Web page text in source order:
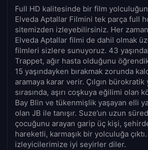
Full HD kalitesinde bir film
Elveda Aptallar Filmini tek parça full
sitemizden izleyebilirsiniz. Her
Elveda Aptallar filmi de dahil olmak
filmleri sizlere sunuyoruz. 43
Trappet, ağır hasta olduğunu
15 yaşındayken bırakmak zorunda
aramaya karar verir. Çılgın
sırasında, aşırı coşkuya eğilimi olan
Bay Blin ve tükenmişlik yaşayan elli
olan JB ile tanışır. Suze’un uzun
çocuğunu arayan garip üç kişi,
hareketli, karmaşık bir yolculuğa
izleyicilerimize iyi seyirler diler.